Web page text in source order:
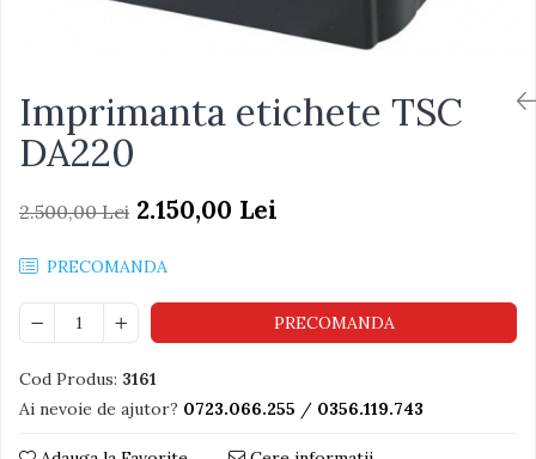
Imprimanta etichete TSC
DA220
2.500,00 Lei 2.150,00 Lei
PRECOMANDA
PRECOMANDA
Cod Produs: 3161
Ai nevoie de ajutor? 0723.066.255 / 0356.119.743